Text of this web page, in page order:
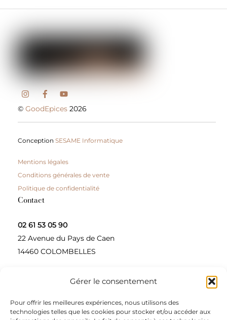
Gérer le consentement
Pour offrir les meilleures expériences, nous utilisons des
technologies telles que les cookies pour stocker et/ou accéder aux
©GoodEpices 2026
ConceptionSESAME Informatique
Mentions légales
Conditions générales de vente
Politique de confidentialité
Contact
02 61 53 05 90
22 Avenue du Pays de Caen
14460 COLOMBELLES
Contactez-nous
A propos